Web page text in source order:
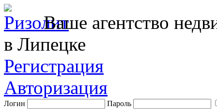
Ваше агентство
в Липецке
Регистрация
Авторизация
Логин Пароль